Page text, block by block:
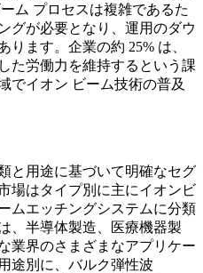
ム プロセスは複雑であるた
グが必要となり、運用のダウ
ります。企業の約 25% は、
た労働力を維持するという課
でイオン ビーム技術の普及
と用途に基づいて明確なセグ
場はタイプ別に主にイオンビ
ムエッチングシステムに分類
、半導体製造、医療機器製
業界のさまざまなアプリケー
途別に、バルク弾性波